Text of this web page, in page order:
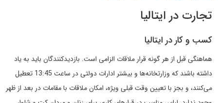
تجارت در ایتالیا
کسب و کار در ایتالیا
هماهنگی قبل از هر گونه قرار ملاقات الزامی است. بازدیدکنندگان باید به یاد
داشته باشند که وزارتخانه‌ها و بیشتر ادارات دولتی در ساعت 13:45 تعطیل
می‌کنند، و بجز با تعیین وقت قبلی ویژه، امکان ملاقات با مقامات در بعد از ظهر